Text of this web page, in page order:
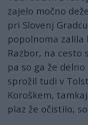
zajelo močno
pri Slovenj
popolnoma zalila
Razbor, na cesto
pa so ga že
sprožil tudi v
Koroškem,
plaz že očistilo,